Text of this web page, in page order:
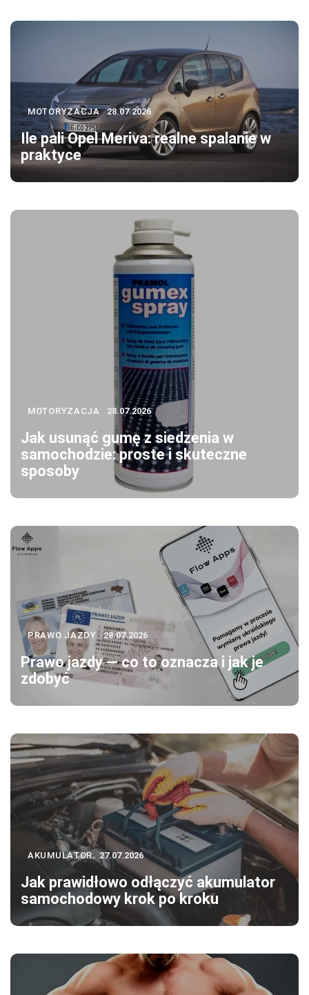
MOTORYZACJA 28.07.2026
Ile pali Opel Meriva: realne spalanie w
praktyce
MOTORYZACJA 28.07.2026
Jak usunąć gumę z siedzenia w
samochodzie: proste i skuteczne
sposoby
PRAWO JAZDY 28.07.2026
Prawo jazdy — co to oznacza i jak je
zdobyć
AKUMULATOR 27.07.2026
Jak prawidłowo odłączyć akumulator
samochodowy krok po kroku